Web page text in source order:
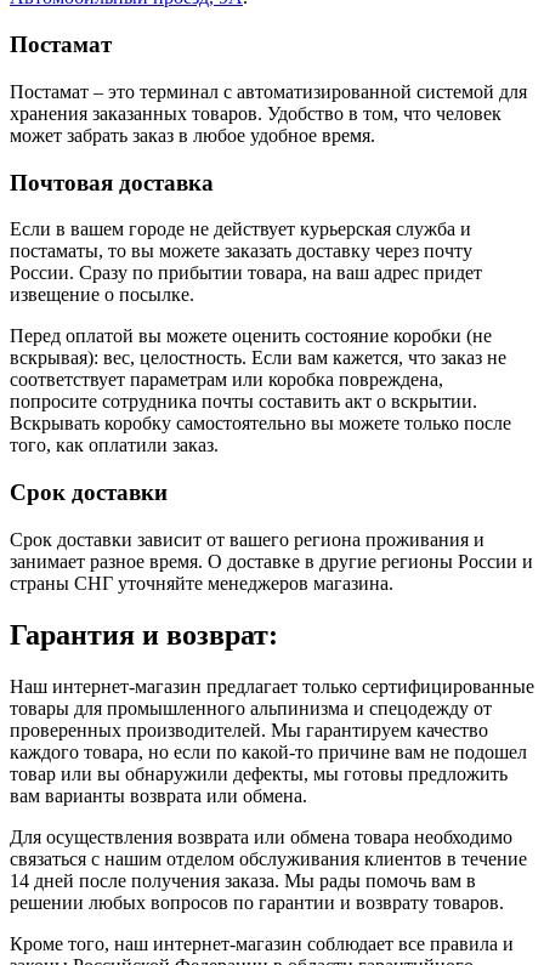
Постамат
Постамат – это терминал с автоматизированной системой для
хранения заказанных товаров. Удобство в том, что человек
может забрать заказ в любое удобное время.
Почтовая доставка
Если в вашем городе не действует курьерская служба и
постаматы, то вы можете заказать доставку через почту
России. Сразу по прибытии товара, на ваш адрес придет
извещение о посылке.
Перед оплатой вы можете оценить состояние коробки (не
вскрывая): вес, целостность. Если вам кажется, что заказ не
соответствует параметрам или коробка повреждена,
попросите сотрудника почты составить акт о вскрытии.
Вскрывать коробку самостоятельно вы можете только после
того, как оплатили заказ.
Срок доставки
Срок доставки зависит от вашего региона проживания и
занимает разное время. О доставке в другие регионы России и
страны СНГ уточняйте менеджеров магазина.
Гарантия и возврат:
Наш интернет-магазин предлагает только сертифицированные
товары для промышленного альпинизма и спецодежду от
проверенных производителей. Мы гарантируем качество
каждого товара, но если по какой-то причине вам не подошел
товар или вы обнаружили дефекты, мы готовы предложить
вам варианты возврата или обмена.
Для осуществления возврата или обмена товара необходимо
связаться с нашим отделом обслуживания клиентов в течение
14 дней после получения заказа. Мы рады помочь вам в
решении любых вопросов по гарантии и возврату товаров.
Кроме того, наш интернет-магазин соблюдает все правила и